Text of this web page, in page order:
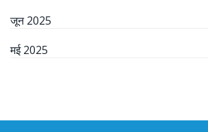
जून 2025
मई 2025